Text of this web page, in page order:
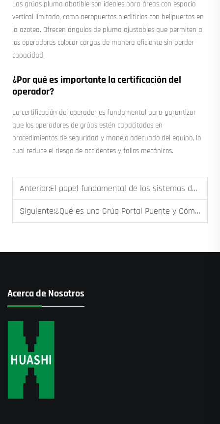
Las grúas pluma abatible son ideales para áreas con espacio
vertical limitado, como aeropuertos o edificios con helipuertos en
la azotea. Ofrecen ángulos de pluma ajustables que permiten a
los operadores colocar cargas de manera eficiente sin perder
capacidad.
¿Por qué es importante la certificación del
operador?
La certificación del operador es fundamental para garantizar
que los operadores de grúas estén capacitados en
procedimientos de seguridad y manejo adecuado del equipo, lo
cual reduce el riesgo de accidentes y fallos mecánicos.
Anterior:El papel fundamental de los sistemas de seguridad en grúas torre: interruptores de límite, anti-colisión e indicadores de momento de carga
Siguiente:¿Qué es una Grúa Portal Puente y Cómo Funciona?
Acerca de Nosotros